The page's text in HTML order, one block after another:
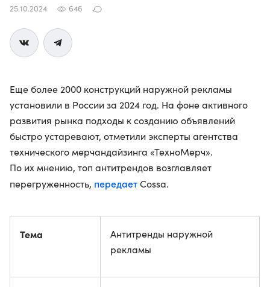
25.10.2024 646
Еще более 2000 конструкций наружной рекламы
установили в России за 2024 год. На фоне активного
развития рынка подходы к созданию объявлений
быстро устаревают, отметили эксперты агентства
технического мерчандайзинга «ТехноМерч».
По их мнению, топ антитрендов возглавляет
перегруженность, передаетCossa.
Тема
Антитренды наружной
рекламы